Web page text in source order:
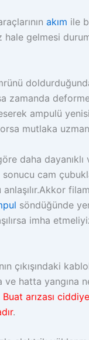
akım ile
hale gelmesi
zamanda
ampulü
mutlaka
daha
cam
söndüğünde
imha
çıkışındaki
hatta yangına
Buat arızası
.